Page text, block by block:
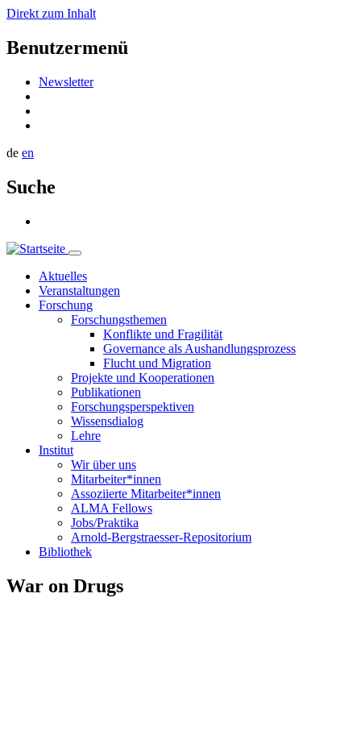
Direkt zum Inhalt
Benutzermenü
Newsletter
de en
Suche
Aktuelles
Veranstaltungen
Forschung
Forschungsthemen
Konflikte und Fragilität
Governance als Aushandlungsprozess
Flucht und Migration
Projekte und Kooperationen
Publikationen
Forschungsperspektiven
Wissensdialog
Lehre
Institut
Wir über uns
Mitarbeiter*innen
Assoziierte Mitarbeiter*innen
ALMA Fellows
Jobs/Praktika
Arnold-Bergstraesser-Repositorium
Bibliothek
War on Drugs